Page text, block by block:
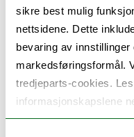
sikre best mulig
nettsidene. Dette
bevaring av
markedsføringsformål.
tredjeparts-cookies.
informasjonskapslene
Kognitiv Terapiog